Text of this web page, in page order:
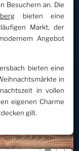
Besuchern an. Die
bieten eine
Markt, der
Angebot
bieten eine
in
in vollen
eigenen Charme
gilt.